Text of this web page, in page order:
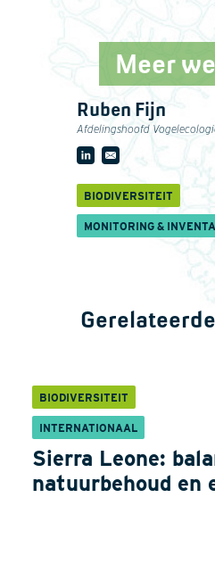
Meer
Ruben Fijn
Afdelingshoofd
BIODIVERSITEIT
MONITORING &
BIODIVERSITEIT
INTERNATIONAAL
Sierra Leone:
natuurbehoud en